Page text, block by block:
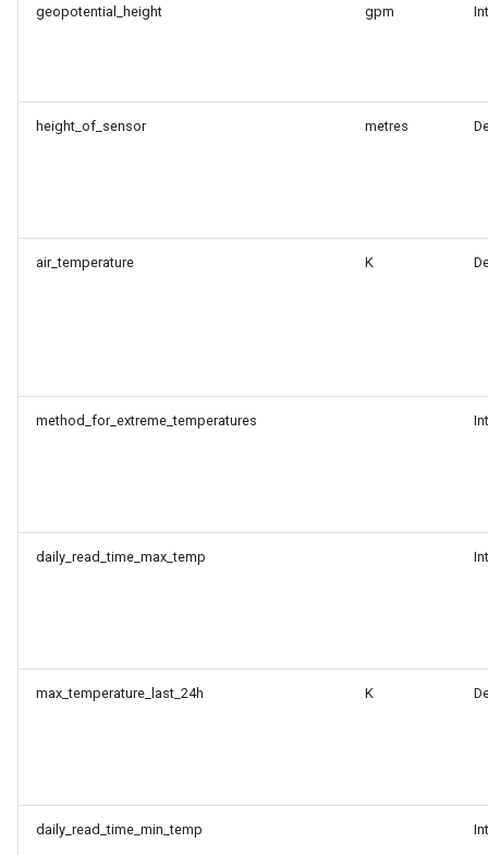
geopotential_height gpm
height_of_sensor metres
air_temperature K
method_for_extreme_temperatures
daily_read_time_max_temp
max_temperature_last_24h K
daily_read_time_min_temp